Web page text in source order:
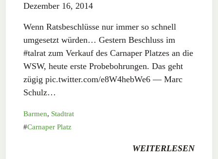
Dezember 16, 2014
Wenn Ratsbeschlüsse nur immer so schnell
umgesetzt würden… Gestern Beschluss im
#talrat zum Verkauf des Carnaper Platzes an die
WSW, heute erste Probebohrungen. Das geht
zügig pic.twitter.com/e8W4hebWe6 — Marc
Schulz…
Barmen, Stadtrat
Carnaper Platz
WEITERLESEN